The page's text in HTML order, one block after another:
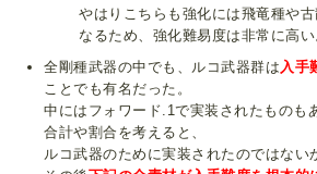
やはりこちらも強化には飛竜種や
なるため、強化難易度は非常に高い
全剛種武器の中でも、ルコ武器群は 入手
ことでも有名だった。
中にはフォワード.1で実装されたものも
合計や割合を考えると、
ルコ武器のために実装されたのではない